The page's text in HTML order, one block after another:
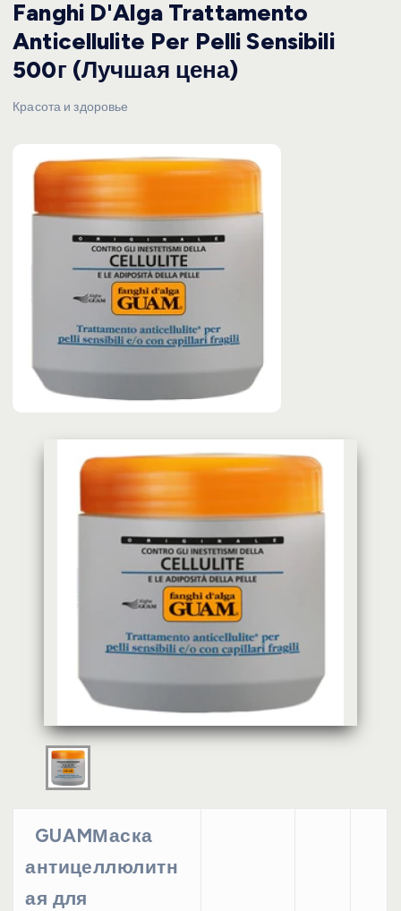
Fanghi D'Alga Trattamento
Anticellulite Per Pelli Sensibili
500г (Лучшая цена)
Красота и здоровье
GUAMМаска
антицеллюлитн
ая для